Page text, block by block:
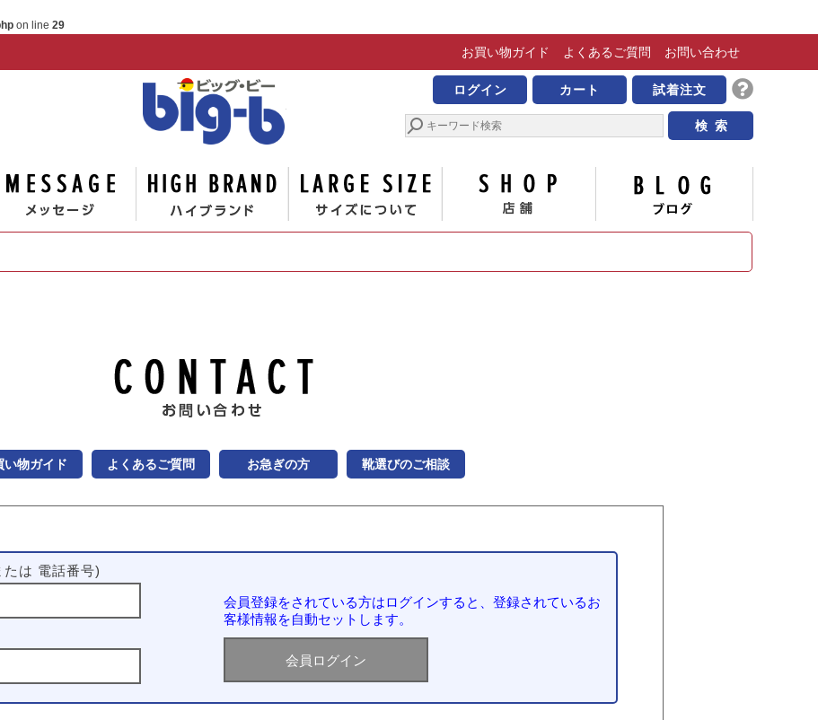
on line 29
お買い物ガイド よくある ご質問 お問い合わせ
男の大きな靴の専門店 ビッグ
ログイン カート 試着注文
ゴリー メッセージ ハイブランド サイズについて
い物ガイド よくあるご質問 お急ぎの方 靴選びのご相談
は 電話番号)
会員登録をされている方はログインすると、登録されているお
客様情報を自動セットします。